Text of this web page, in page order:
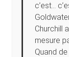
c’est…
Churchill
mesure
Quand